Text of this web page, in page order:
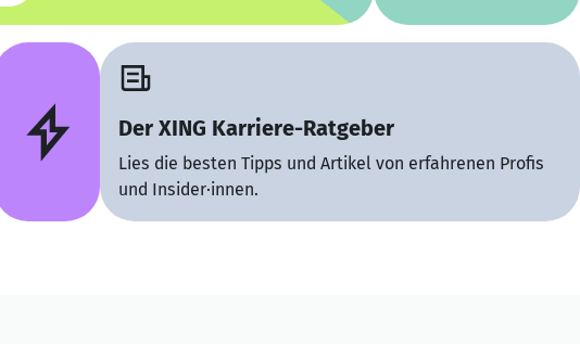
Der XING Karriere-Ratgeber
Lies die besten Tipps und Artikel von erfahrenen Profis
und Insider·innen.